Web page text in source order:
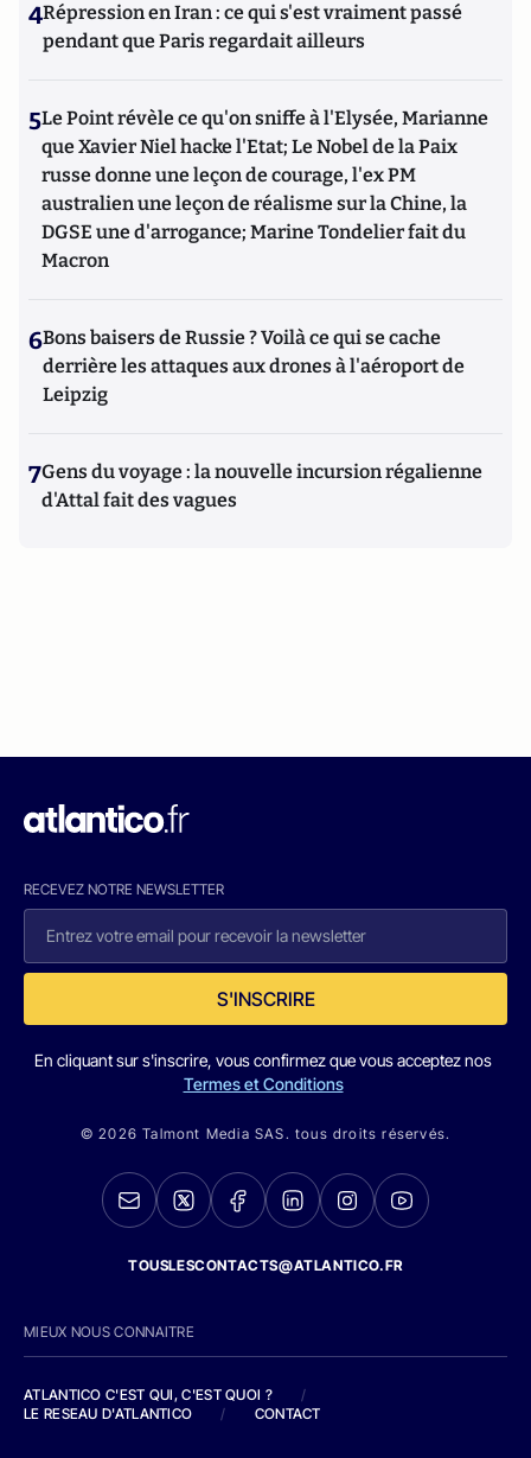
4Répression en Iran : ce qui s'est vraiment passé
pendant que Paris regardait ailleurs
5Le Point révèle ce qu'on sniffe à l'Elysée, Marianne
que Xavier Niel hacke l'Etat; Le Nobel de la Paix
russe donne une leçon de courage, l'ex PM
australien une leçon de réalisme sur la Chine, la
DGSE une d'arrogance; Marine Tondelier fait du
Macron
6Bons baisers de Russie ? Voilà ce qui se cache
derrière les attaques aux drones à l'aéroport de
Leipzig
7Gens du voyage : la nouvelle incursion régalienne
d'Attal fait des vagues
RECEVEZ NOTRE NEWSLETTER
S'INSCRIRE
En cliquant sur s'inscrire, vous confirmez que vous acceptez nos
Termes et Conditions
© 2026 Talmont Media SAS. tous droits réservés.
TOUSLESCONTACTS@ATLANTICO.FR
MIEUX NOUS CONNAITRE
ATLANTICO C'EST QUI, C'EST QUOI ?
/
LE RESEAU D'ATLANTICO
/ CONTACT